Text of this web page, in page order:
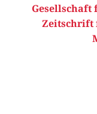
Gesellschaft
Zeitschrift